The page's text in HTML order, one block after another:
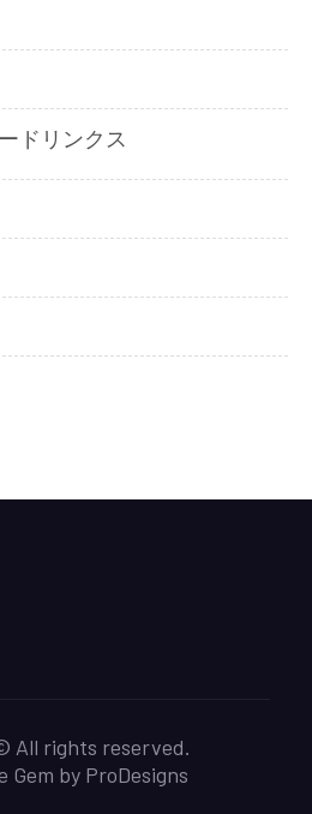
ドリンクス
All rights reserved.
Gem by ProDesigns